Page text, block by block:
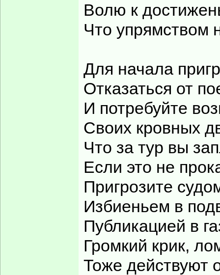
Волю к
Что упрямством
Для начала
Отказаться от
И потребуйте
Своих кровных
Что за тур вы
Если это не
Пригрозите
Избиеньем в
Публикацией в
Громкий крик,
Тоже действуют